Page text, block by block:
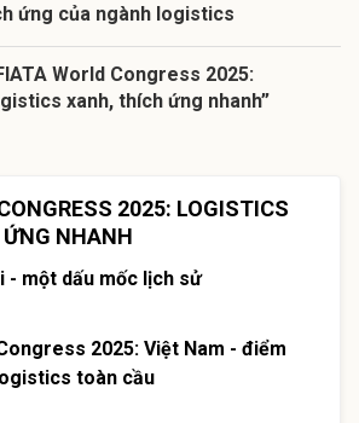
ứng của ngành logistics
World Congress 2025:
xanh, thích ứng nhanh”
2025: LOGISTICS
NHANH
- một dấu mốc lịch sử
2025: Việt Nam - điểm
toàn cầu